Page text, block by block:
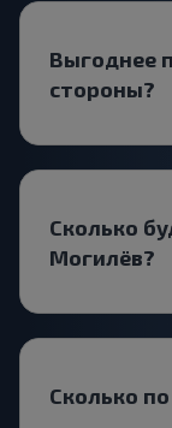
Выгоднее
стороны?
Сколько
Могилёв?
Сколько